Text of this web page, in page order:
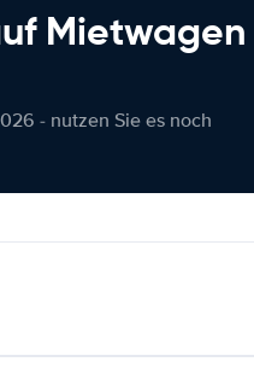
Mietwagen
- nutzen Sie es noch